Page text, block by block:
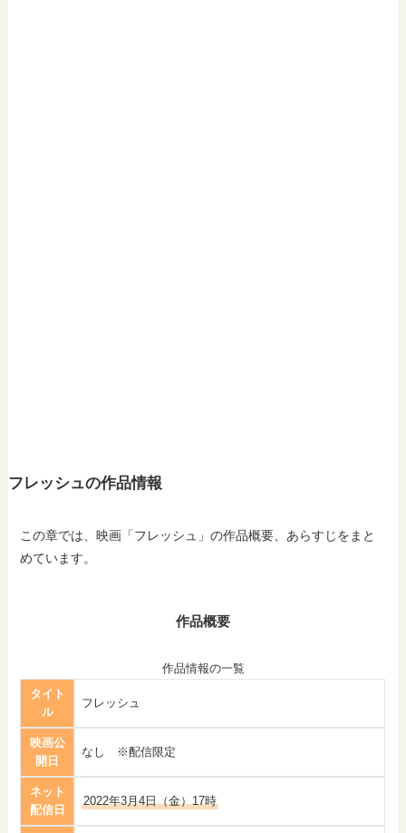
フレッシュの作品情報
この章では、映画「フレッシュ」の作品概要、あらすじをまと
めています。
作品概要
作品情報の一覧
タイト
ル
フレッシュ
映画公
開日
なし ※配信限定
ネット
配信日
2022年3月4日（金）17時